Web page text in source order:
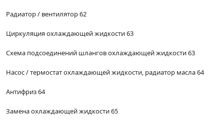
Радиатор / вентилятор 62
Циркуляция охлаждающей жидкости 63
Схема подсоединений шлангов охлаждающей жидкости 63
Насос / термостат охлаждающей жидкости, радиатор масла 64
Антифриз 64
Замена охлаждающей жидкости 65